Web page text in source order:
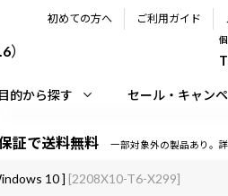
）
初めての方へ ご利用ガイド
的から探す セール・キャン
証で送料無料 一部対象外の製品あり。
10 ] [2208X10-T6-X299]